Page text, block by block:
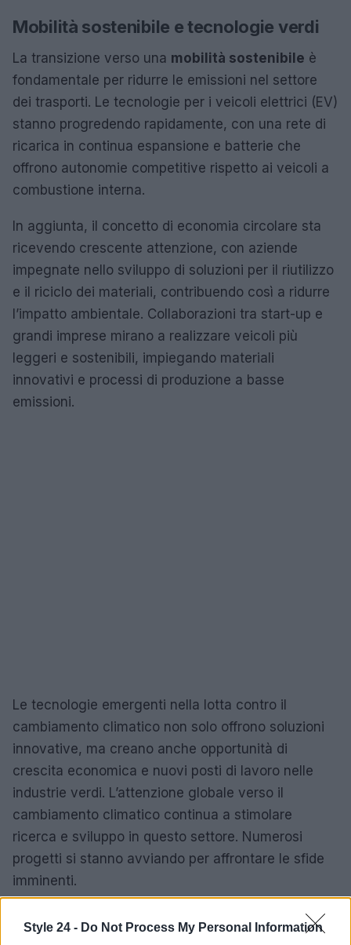
Style 24 - Do Not Process My Personal Information
Mobilità sostenibile e tecnologie verdi
La transizione verso una mobilità sostenibile è
fondamentale per ridurre le emissioni nel settore
dei trasporti. Le tecnologie per i veicoli elettrici (EV)
stanno progredendo rapidamente, con una rete di
ricarica in continua espansione e batterie che
offrono autonomie competitive rispetto ai veicoli a
combustione interna.
In aggiunta, il concetto di economia circolare sta
ricevendo crescente attenzione, con aziende
impegnate nello sviluppo di soluzioni per il riutilizzo
e il riciclo dei materiali, contribuendo così a ridurre
l’impatto ambientale. Collaborazioni tra start-up e
grandi imprese mirano a realizzare veicoli più
leggeri e sostenibili, impiegando materiali
innovativi e processi di produzione a basse
emissioni.
Le tecnologie emergenti nella lotta contro il
cambiamento climatico non solo offrono soluzioni
innovative, ma creano anche opportunità di
crescita economica e nuovi posti di lavoro nelle
industrie verdi. L’attenzione globale verso il
cambiamento climatico continua a stimolare
ricerca e sviluppo in questo settore. Numerosi
progetti si stanno avviando per affrontare le sfide
imminenti.